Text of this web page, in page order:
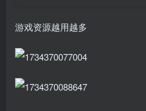
游戏资源越用越多